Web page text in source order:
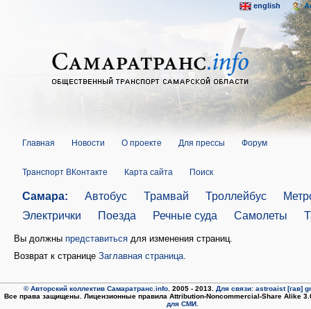
Главная Новости О проекте Для прессы Форум
Транспорт ВКонтакте Карта сайта Поиск
Самара: Автобус Трамвай Троллейбус
Электрички
Поезда Речные суда Самолеты
Вы должны представиться для изменения страниц.
Возврат к странице Заглавная страница.
english
© Авторский коллектив Самаратранс.info. 2005 - 2013. Для связи: astroaist [гав]
Все права защищены. Лицензионные правила Attribution-Noncommercial-Share Alike
для СМИ.